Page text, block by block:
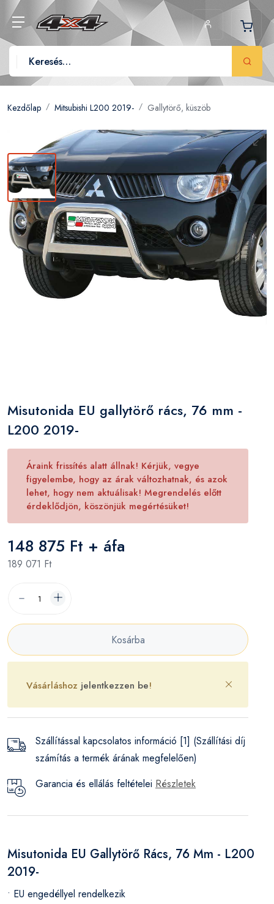
Kezdőlap Mitsubishi L200 2019- Gallytörő, küszöb
Misutonida EU gallytörő rács, 76 mm -
L200 2019-
Áraink frissítés alatt állnak! Kérjük, vegye
figyelembe, hogy az árak változhatnak, és azok
lehet, hogy nem aktuálisak! Megrendelés előtt
érdeklődjön, köszönjük megértésüket!
148 875 Ft + áfa
189 071 Ft
Kosárba
Vásárláshoz jelentkezzen be!
Szállítással kapcsolatos információ [1] (Szállítási díj
számítás a termék árának megfelelően)
Garancia és ellálás feltételei Részletek
Misutonida EU Gallytörő Rács, 76 Mm - L200
2019-
• EU engedéllyel rendelkezik